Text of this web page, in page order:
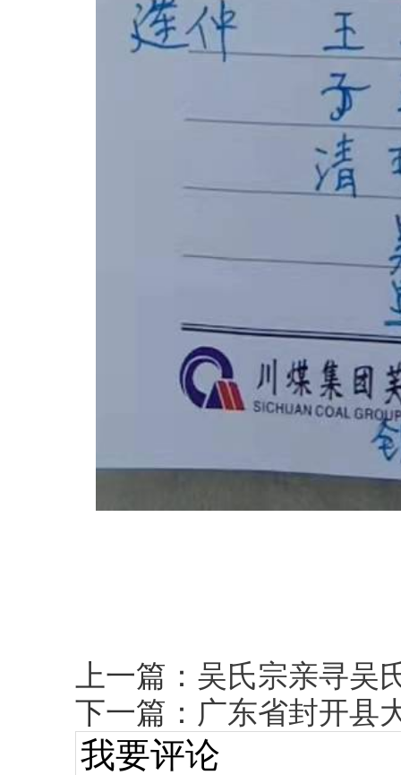
上一篇： 吴氏宗亲寻吴
下一篇： 广东省封开县
我要评论